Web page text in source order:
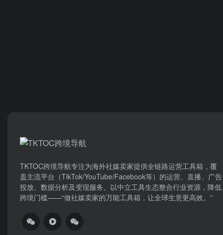
TKTOC跨境导航​专注为海外社媒卖家提供全链路运营工具箱，覆
盖主流平台（TikTok/YouTube/Facebook等）​的运营、直播、广告
投放、数据分析及变现服务。以中立工具生态整合行业资源，降低
跨境门槛——“做社媒卖家的万能工具箱，让全球生意更高效。”